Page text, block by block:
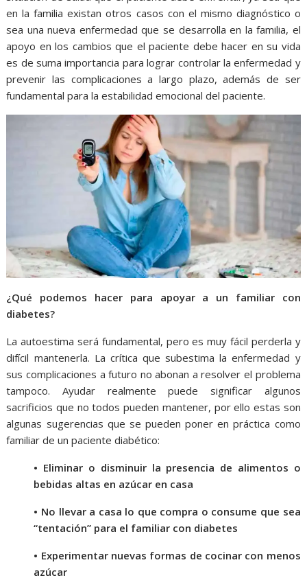
en la familia existan otros casos con el mismo diagnóstico o
sea una nueva enfermedad que se desarrolla en la familia, el
apoyo en los cambios que el paciente debe hacer en su vida
es de suma importancia para lograr controlar la enfermedad y
prevenir las complicaciones a largo plazo, además de ser
fundamental para la estabilidad emocional del paciente.
¿Qué podemos hacer para apoyar a un familiar con
diabetes?
La autoestima será fundamental, pero es muy fácil perderla y
difícil mantenerla. La crítica que subestima la enfermedad y
sus complicaciones a futuro no abonan a resolver el problema
tampoco. Ayudar realmente puede significar algunos
sacrificios que no todos pueden mantener, por ello estas son
algunas sugerencias que se pueden poner en práctica como
familiar de un paciente diabético:
• Eliminar o disminuir la presencia de alimentos o
bebidas altas en azúcar en casa
• No llevar a casa lo que compra o consume que sea
“tentación” para el familiar con diabetes
• Experimentar nuevas formas de cocinar con menos
azúcar